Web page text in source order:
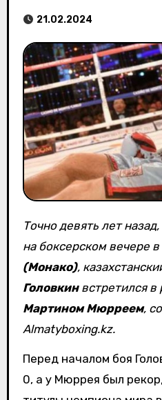
21.02.2024
Точно девять лет назад, 22 февраля 2015 года,
на боксерском вечере в
(Монако),
Головкинвстретился в
Мартином Мюрреем,
Almatyboxing.kz.
Перед началом боя
0, а у Мюррея был